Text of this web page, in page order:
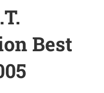
Best